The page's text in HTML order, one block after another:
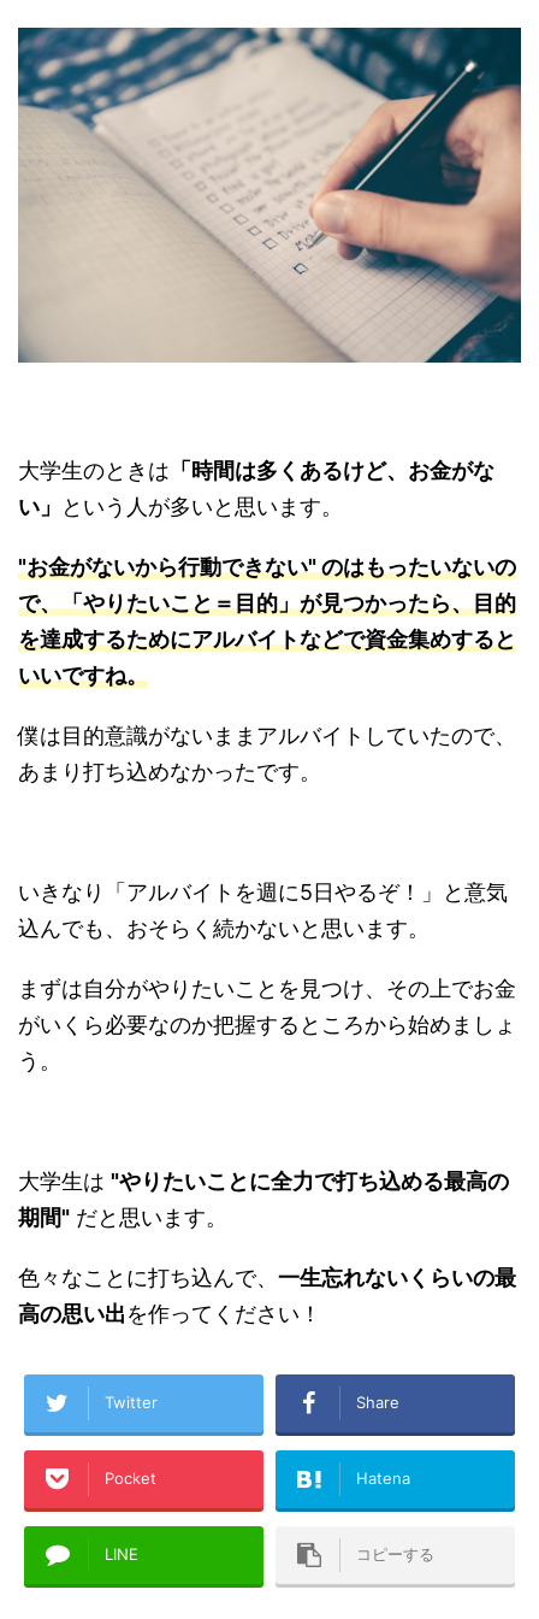
大学生のときは 「時間は多くあるけど、お金がな
い」
という人が多いと思います。
"お金がないから行動できない" のはもったいないの
で、「やりたいこと＝目的」が見つかったら、目的
を達成するためにアルバイトなどで資金集めすると
いいですね。
僕は目的意識がないままアルバイトしていたので、
あまり打ち込めなかったです。
いきなり「アルバイトを週に5日やるぞ！」と意気
込んでも、おそらく続かないと思います。
まずは自分がやりたいことを見つけ、その上でお金
がいくら必要なのか把握するところから始めましょ
う。
大学生は "やりたいことに全力で打ち込める最高の
期間" だと思います。
色々なことに打ち込んで、 一生忘れないくらいの最
高の思い出を作ってください！
Twitter Share
Pocket Hatena
LINE コピーする